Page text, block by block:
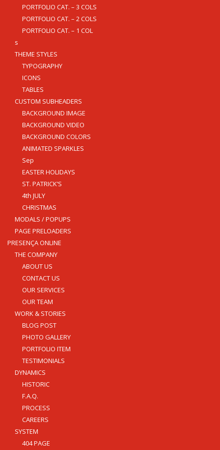
PORTFOLIO CAT. – 3 COLS
PORTFOLIO CAT. – 2 COLS
PORTFOLIO CAT. – 1 COL
s
THEME STYLES
TYPOGRAPHY
ICONS
TABLES
CUSTOM SUBHEADERS
BACKGROUND IMAGE
BACKGROUND VIDEO
BACKGROUND COLORS
ANIMATED SPARKLES
Sep
EASTER HOLIDAYS
ST. PATRICK’S
4th JULY
CHRISTMAS
MODALS / POPUPS
PAGE PRELOADERS
PRESENÇA ONLINE
THE COMPANY
ABOUT US
CONTACT US
OUR SERVICES
OUR TEAM
WORK & STORIES
BLOG POST
PHOTO GALLERY
PORTFOLIO ITEM
TESTIMONIALS
DYNAMICS
HISTORIC
F.A.Q.
PROCESS
CAREERS
SYSTEM
404 PAGE